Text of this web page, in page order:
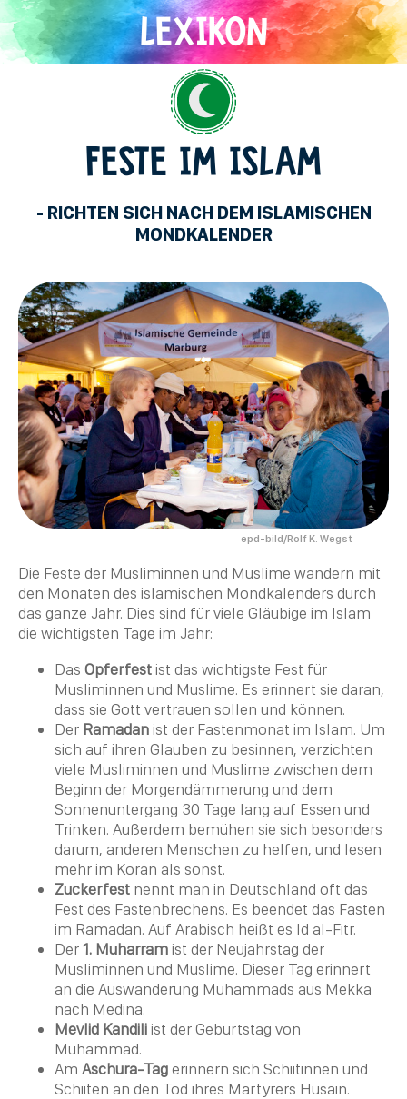
Direkt
zum
Inhalt
FESTE IM ISLAM
- RICHTEN SICH NACH DEM ISLAMISCHEN
MONDKALENDER
epd-bild/Rolf K. Wegst
Die Feste der Musliminnen und Muslime wandern mit
den Monaten des islamischen Mondkalenders durch
das ganze Jahr. Dies sind für viele Gläubige im Islam
die wichtigsten Tage im Jahr:
Das Opferfestist das wichtigste Fest für
Musliminnen und Muslime. Es erinnert sie daran,
dass sie Gott vertrauen sollen und können.
Der Ramadanist der Fastenmonat im Islam. Um
sich auf ihren Glauben zu besinnen, verzichten
viele Musliminnen und Muslime zwischen dem
Beginn der Morgendämmerung und dem
Sonnenuntergang 30 Tage lang auf Essen und
Trinken. Außerdem bemühen sie sich besonders
darum, anderen Menschen zu helfen, und lesen
mehr im Koran als sonst.
Zuckerfest nennt man in Deutschland oft das
Fest des Fastenbrechens. Es beendet das Fasten
im Ramadan. Auf Arabisch heißt es Id al-Fitr.
Der1. Muharramist der Neujahrstag der
Musliminnen und Muslime. Dieser Tag erinnert
an die Auswanderung Muhammads aus Mekka
nach Medina.
Mevlid Kandiliist der Geburtstag von
Muhammad.
Am Aschura-Tagerinnern sich Schiitinnen und
Schiiten an den Tod ihres Märtyrers Husain.